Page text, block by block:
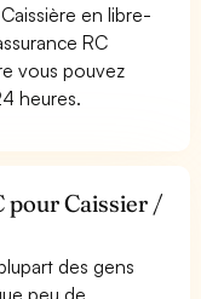
en libre-
RC
vous pouvez
heures.
pour Caissier /
des gens
peu de